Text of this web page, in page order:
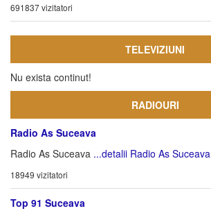
691837 vizitatori
TELEVIZIUNI
Nu exista continut!
RADIOURI
Radio As Suceava
Radio As Suceava ...detalii Radio As Suceava
18949 vizitatori
Top 91 Suceava